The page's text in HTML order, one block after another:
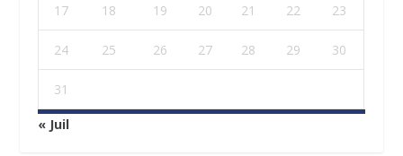
17 18 19 20 21 22 23
24 25 26 27 28 29 30
31
« Juil